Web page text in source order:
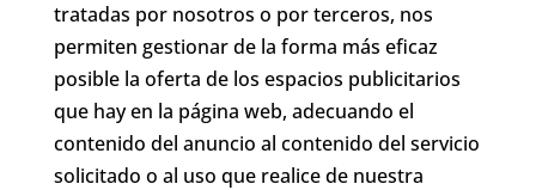
tratadas por nosotros o por terceros, nos
permiten gestionar de la forma más eficaz
posible la oferta de los espacios publicitarios
que hay en la página web, adecuando el
contenido del anuncio al contenido del servicio
solicitado o al uso que realice de nuestra